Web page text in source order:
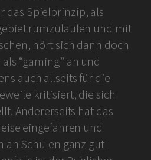
das Spielprinzip, als
rumzulaufen und mit
hört sich dann doch
“gaming” an und
auch allseits für die
kritisiert, die sich
Andererseits hat das
eingefahren und
an Schulen ganz gut